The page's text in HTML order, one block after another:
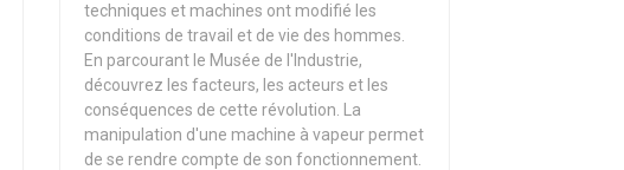
techniques et machines ont modifié les
conditions de travail et de vie des hommes.
En parcourant le Musée de l'Industrie,
découvrez les facteurs, les acteurs et les
conséquences de cette révolution. La
manipulation d'une machine à vapeur permet
de se rendre compte de son fonctionnement.